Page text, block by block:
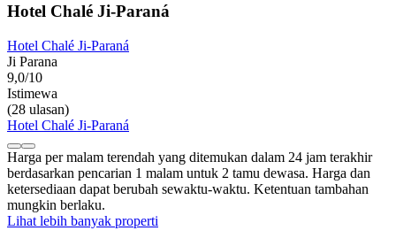
Hotel Chalé Ji-Paraná
Hotel Chalé Ji-Paraná
Ji Parana
9,0/10
Istimewa
(28 ulasan)
Hotel Chalé Ji-Paraná
Harga per malam terendah yang ditemukan dalam 24 jam terakhir
berdasarkan pencarian 1 malam untuk 2 tamu dewasa. Harga dan
ketersediaan dapat berubah sewaktu-waktu. Ketentuan tambahan
mungkin berlaku.
Lihat lebih banyak properti